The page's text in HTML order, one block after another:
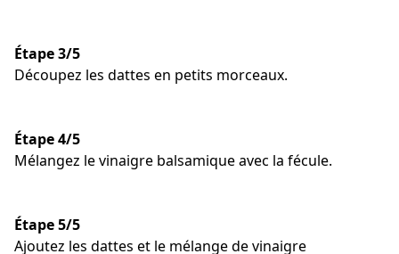
Étape 3/5
Découpez les dattes en petits morceaux.
Étape 4/5
Mélangez le vinaigre balsamique avec la fécule.
Étape 5/5
Ajoutez les dattes et le mélange de vinaigre